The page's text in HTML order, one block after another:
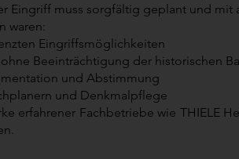
Eingriff muss sorgfältig geplant und
waren:
Eingriffsmöglichkeiten
Beeinträchtigung der historischen
und Abstimmung
und Denkmalpflege
erfahrener Fachbetriebe wie THIELE